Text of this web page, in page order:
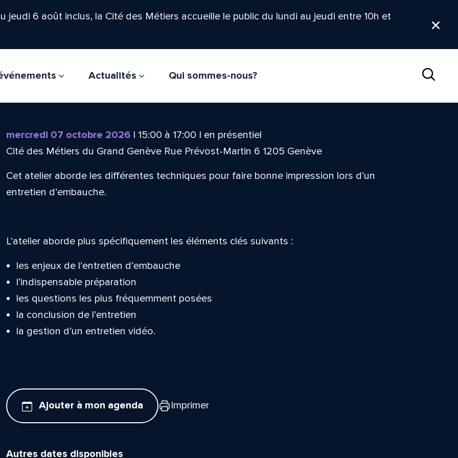
jeudi 6 août inclus, la Cité des Métiers accueille le public du lundi au jeudi entre 10h et
Actualités
Qui sommes-nous?
mercredi 07 octobre 2026| 15:00 à 17:00 | en présentiel
Cité des Métiers du Grand Genève Rue Prévost-Martin 6 1205 Genève
Cet atelier aborde les différentes techniques pour faire bonne impression lors d’un
entretien d’embauche.
L’atelier aborde plus spécifiquement les éléments clés suivants :
les enjeux de l’entretien d’embauche
l’indispensable préparation
les questions les plus fréquemment posées
la conclusion de l’entretien
la gestion d’un entretien vidéo.
Ajouter à mon agenda Imprimer
Autres dates disponibles